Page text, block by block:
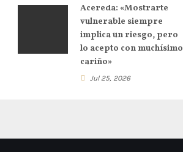
Acereda: «Mostrarte
vulnerable siempre
implica un riesgo, pero
lo acepto con muchísimo
cariño»
Jul 25, 2026